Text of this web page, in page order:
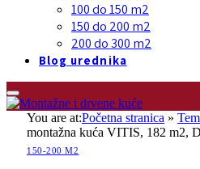
100 do 150 m2
150 do 200 m2
200 do 300 m2
Blog urednika
You are at:Početna stranica »
montažna kuća VITIS, 182 m2,
150-200 M2